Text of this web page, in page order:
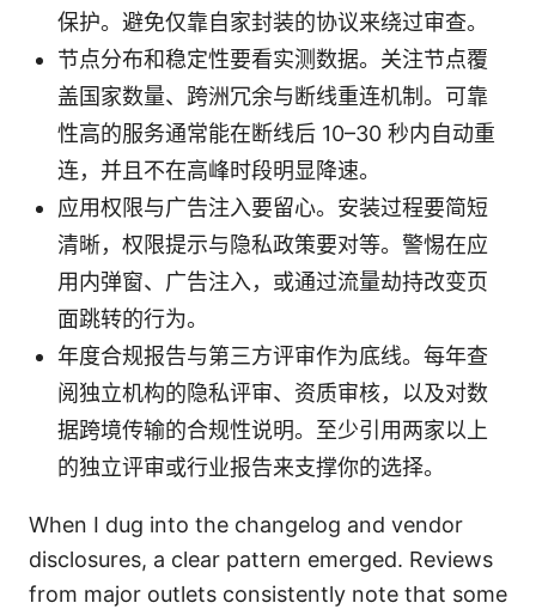
保护。避免仅靠自家封装的协议来绕过审查。
节点分布和稳定性要看实测数据。关注节点覆
盖国家数量、跨洲冗余与断线重连机制。可靠
性高的服务通常能在断线后 10–30 秒内自动重
连，并且不在高峰时段明显降速。
应用权限与广告注入要留心。安装过程要简短
清晰，权限提示与隐私政策要对等。警惕在应
用内弹窗、广告注入，或通过流量劫持改变页
面跳转的行为。
年度合规报告与第三方评审作为底线。每年查
阅独立机构的隐私评审、资质审核，以及对数
据跨境传输的合规性说明。至少引用两家以上
的独立评审或行业报告来支撑你的选择。
When I dug into the changelog and vendor
disclosures, a clear pattern emerged. Reviews
from major outlets consistently note that some